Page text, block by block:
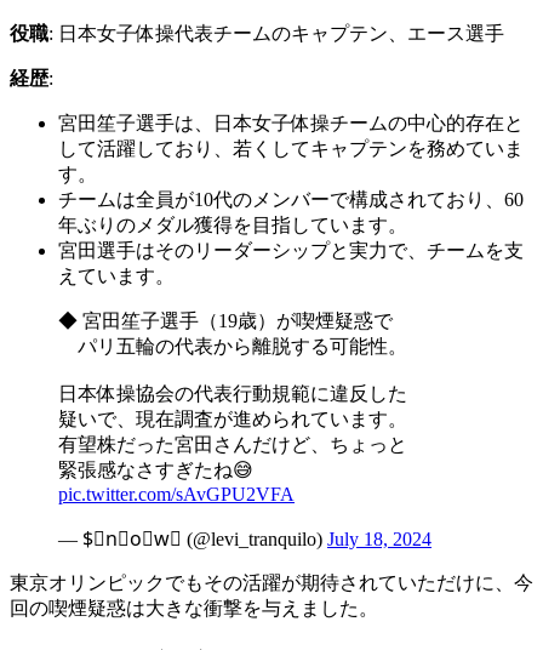
役職: 日本女子体操代表チームのキャプテン、エース選手
経歴:
宮田笙子選手は、日本女子体操チームの中心的存在と
して活躍しており、若くしてキャプテンを務めていま
す。
チームは全員が10代のメンバーで構成されており、60
年ぶりのメダル獲得を目指しています。
宮田選手はそのリーダーシップと実力で、チームを支
えています。
◆ 宮田笙子選手（19歳）が喫煙疑惑で
パリ五輪の代表から離脱する可能性。
日本体操協会の代表行動規範に違反した
疑いで、現在調査が進められています。
有望株だった宮田さんだけど、ちょっと
緊張感なさすぎたね😅
pic.twitter.com/sAvGPU2VFA
— $⃟n⃟o⃟w⃟ (@levi_tranquilo) July 18, 2024
東京オリンピックでもその活躍が期待されていただけに、今
回の喫煙疑惑は大きな衝撃を与えました。